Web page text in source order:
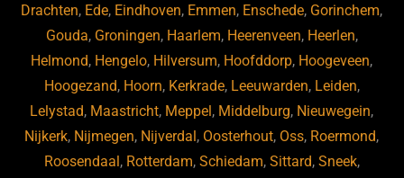
Drachten, Ede, Eindhoven, Emmen, Enschede, Gorinchem,
Gouda, Groningen, Haarlem, Heerenveen, Heerlen,
Helmond, Hengelo, Hilversum, Hoofddorp, Hoogeveen,
Hoogezand, Hoorn, Kerkrade, Leeuwarden, Leiden,
Lelystad, Maastricht, Meppel, Middelburg, Nieuwegein,
Nijkerk, Nijmegen, Nijverdal, Oosterhout, Oss, Roermond,
Roosendaal, Rotterdam, Schiedam, Sittard, Sneek,